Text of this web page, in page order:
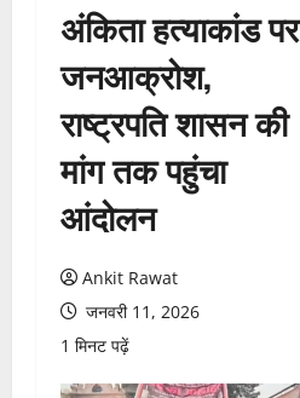
अंकिता हत्याकांड पर
जनआक्रोश,
राष्ट्रपति शासन की
मांग तक पहुंचा
आंदोलन
Ankit Rawat
जनवरी 11, 2026
1 मिनट पढ़ें